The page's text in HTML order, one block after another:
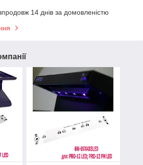
14 днів за домовленістю